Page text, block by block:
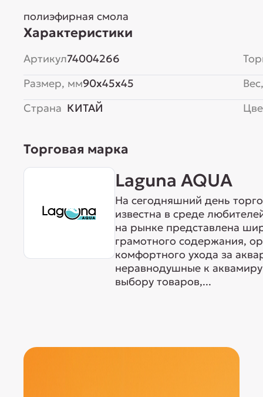
полиэфирная смола
Характеристики
Артикул74004266
Размер, мм90x45x45
Страна КИТАЙ
Торговая марка
Laguna AQUA
На сегодняшний день
известна в среде
на рынке представлена
грамотного содержания,
комфортного ухода за
неравнодушные к
выбору товаров,...